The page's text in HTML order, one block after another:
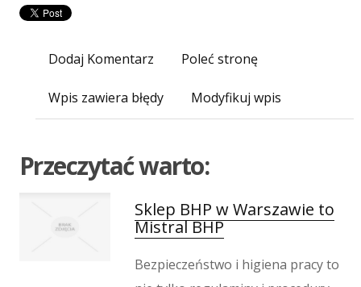
Produkcja
Restauracje, Catering
Ślub i Wesele
Sprzątanie, Porządkowanie
Serwis
Inne Usługi
Dodaj Komentarz Poleć stronę
Wpis zawiera błędy Modyfikuj wpis
Przeczytać warto:
Sklep BHP w Warszawie to
Mistral BHP
Bezpieczeństwo i higiena pracy to